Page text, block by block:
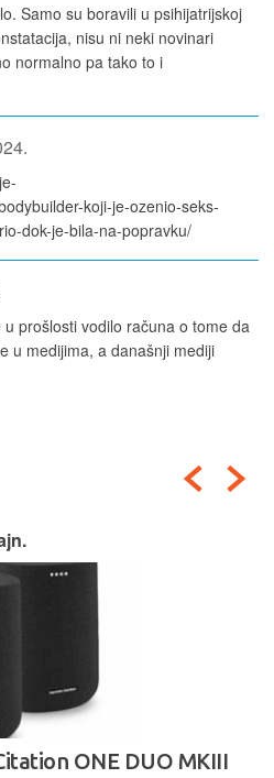
Samo su boravili u psihijatrijskoj
nisu ni neki novinari
normalno pa tako to i
koji-je-ozenio-seks-
dok-je-bila-na-popravku/
prošlosti vodilo računa o tome da
u medijima, a današnji mediji
ONE DUO MKIII